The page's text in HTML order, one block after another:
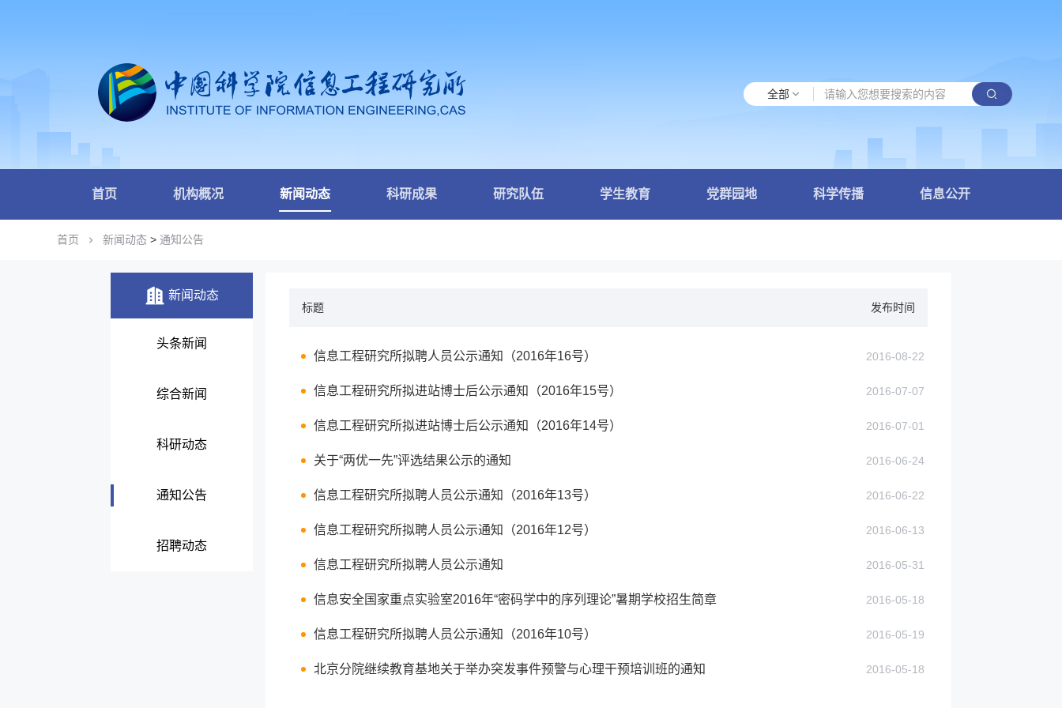
全部
首页 机构概况 新闻动态 科研成果 研究队伍 学生教育 党群园地 科学传播 信息公开
首页 新闻动态 > 通知公告
新闻动态
头条新闻
综合新闻
科研动态
通知公告
招聘动态
标题 发布时间
信息工程研究所拟聘人员公示通知（2016年16号） 2016-08-22
信息工程研究所拟进站博士后公示通知（2016年15号） 2016-07-07
信息工程研究所拟进站博士后公示通知（2016年14号） 2016-07-01
关于“两优一先”评选结果公示的通知 2016-06-24
信息工程研究所拟聘人员公示通知（2016年13号） 2016-06-22
信息工程研究所拟聘人员公示通知（2016年12号） 2016-06-13
信息工程研究所拟聘人员公示通知 2016-05-31
信息安全国家重点实验室2016年“密码学中的序列理论”暑期学校招生简章 2016-05-18
信息工程研究所拟聘人员公示通知（2016年10号） 2016-05-19
北京分院继续教育基地关于举办突发事件预警与心理干预培训班的通知 2016-05-18